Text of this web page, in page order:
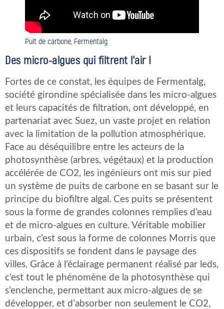
Puit de carbone, Fermentalg
Des micro-algues qui filtrent l’air !
Fortes de ce constat, les équipes de Fermentalg,
société girondine spécialisée dans les micro-algues
et leurs capacités de filtration, ont développé, en
partenariat avec Suez, un vaste projet en relation
avec la limitation de la pollution atmosphérique.
Face au déséquilibre entre les acteurs de la
photosynthèse (arbres, végétaux) et la production
accélérée de CO2, les ingénieurs ont mis sur pied
un système de puits de carbone en se basant sur le
principe du biofiltre algal. Ces puits se présentent
sous la forme de grandes colonnes remplies d’eau
et de micro-algues en culture. Véritable mobilier
urbain, c’est sous la forme de colonnes Morris que
ces dispositifs se fondent dans le paysage des
villes. Grâce à l’éclairage permanent réalisé par leds,
c’est tout le phénomène de la photosynthèse qui
s’enclenche, permettant aux micro-algues de se
développer, et d’absorber non seulement le CO2,